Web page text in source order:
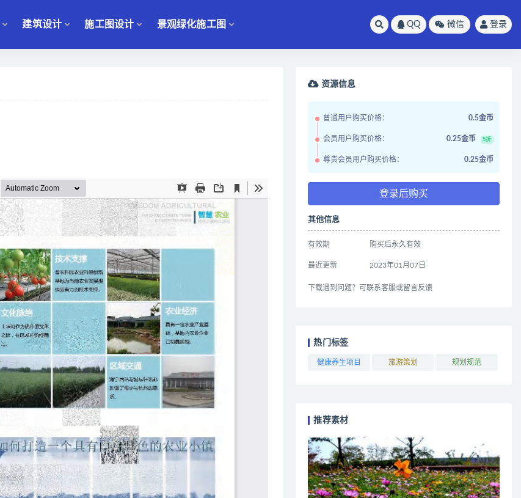
建筑设计 施工图设计 景观绿化施工图 QQ 微信 登录
资源信息
普通用户购买价格： 0.5金币
会员用户购买价格： 0.25金币 5折
尊贵会员用户购买价格： 0.25金币
登录后购买
其他信息
有效期 购买后永久有效
最近更新 2023年01月07日
下载遇到问题？可联系客服或留言反馈
热门标签
健康养生项目 旅游策划 规划规范
推荐素材